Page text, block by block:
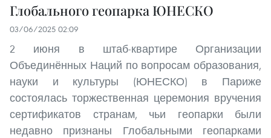
Глобального геопарка ЮНЕСКО
03/06/2025 02:09
2 июня в штаб-квартире Организации
Объединённых Наций по вопросам образования,
науки и культуры (ЮНЕСКО) в Париже
состоялась торжественная церемония вручения
сертификатов странам, чьи геопарки были
недавно признаны Глобальными геопарками